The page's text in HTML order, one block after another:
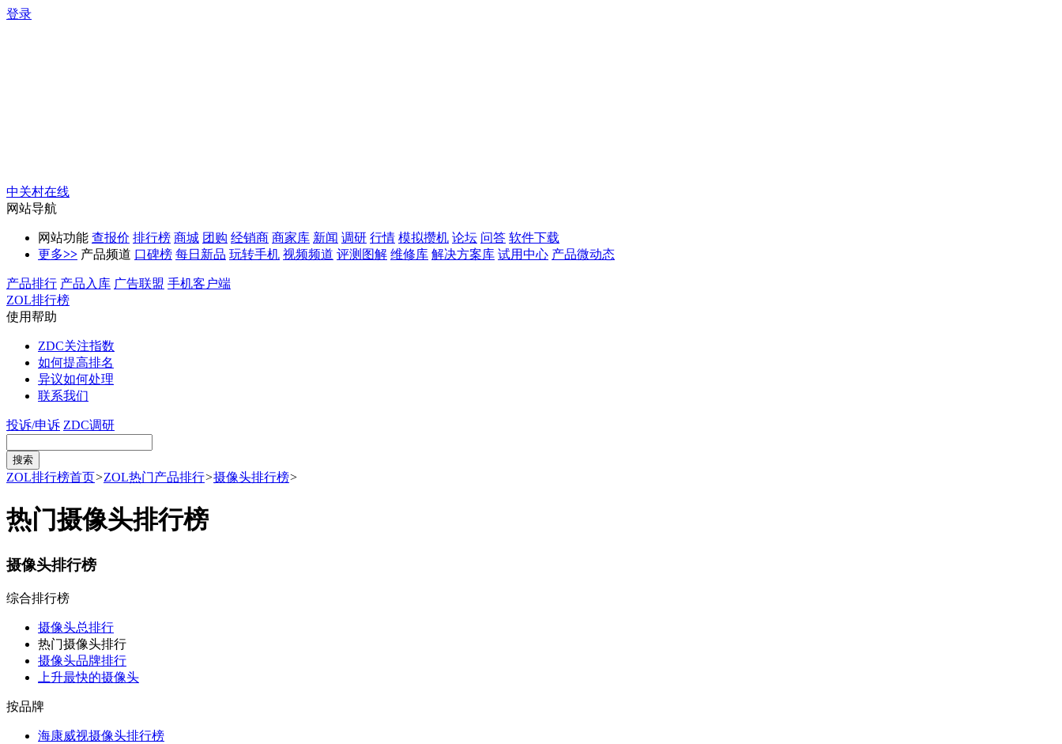
登录
中关村在线
网站导航
网站功能 查报价 排行榜 商城 团购 经销商 商家库 新闻 调研 行情 模拟攒机 论坛 问答 软件下载
更多>> 产品频道 口碑榜 每日新品 玩转手机 视频频道 评测图解 维修库 解决方案库 试用中心 产品微动态
产品排行 产品入库 广告联盟 手机客户端
ZOL排行榜
使用帮助
ZDC关注指数
如何提高排名
异议如何处理
联系我们
投诉/申诉 ZDC调研
ZOL排行榜首页>ZOL热门产品排行>摄像头排行榜>
热门摄像头排行榜
摄像头排行榜
综合排行榜
摄像头总排行
热门摄像头排行
摄像头品牌排行
上升最快的摄像头
按品牌
海康威视摄像头排行榜